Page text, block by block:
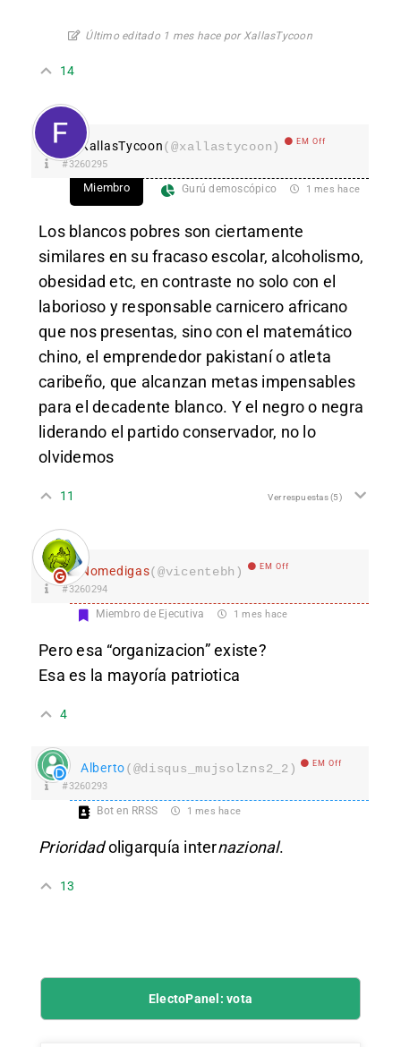
Último editado 1 mes hace por XallasTycoon
14
XallasTycoon(@xallastycoon) EM Off
#3260295
Miembro Gurú demoscópico 1 mes hace
Los blancos pobres son ciertamente
similares en su fracaso escolar, alcoholismo,
obesidad etc, en contraste no solo con el
laborioso y responsable carnicero africano
que nos presentas, sino con el matemático
chino, el emprendedor pakistaní o atleta
caribeño, que alcanzan metas impensables
para el decadente blanco. Y el negro o negra
liderando el partido conservador, no lo
olvidemos
11 Ver respuestas(5)
Nomedigas(@vicentebh) EM Off
#3260294
Miembro de Ejecutiva 1 mes hace
Pero esa “organizacion” existe?
Esa es la mayoría patriotica
4
Alberto(@disqus_mujsolzns2_2) EM Off
#3260293
Bot en RRSS 1 mes hace
Prioridadoligarquía internazional.
13
ElectoPanel: vota